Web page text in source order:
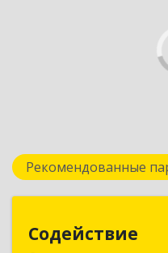
Рекомендованные
Содействие